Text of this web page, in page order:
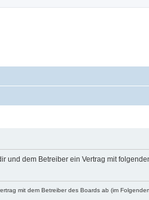
und dem Betreiber ein Vertrag mit
mit dem Betreiber des Boards ab (im